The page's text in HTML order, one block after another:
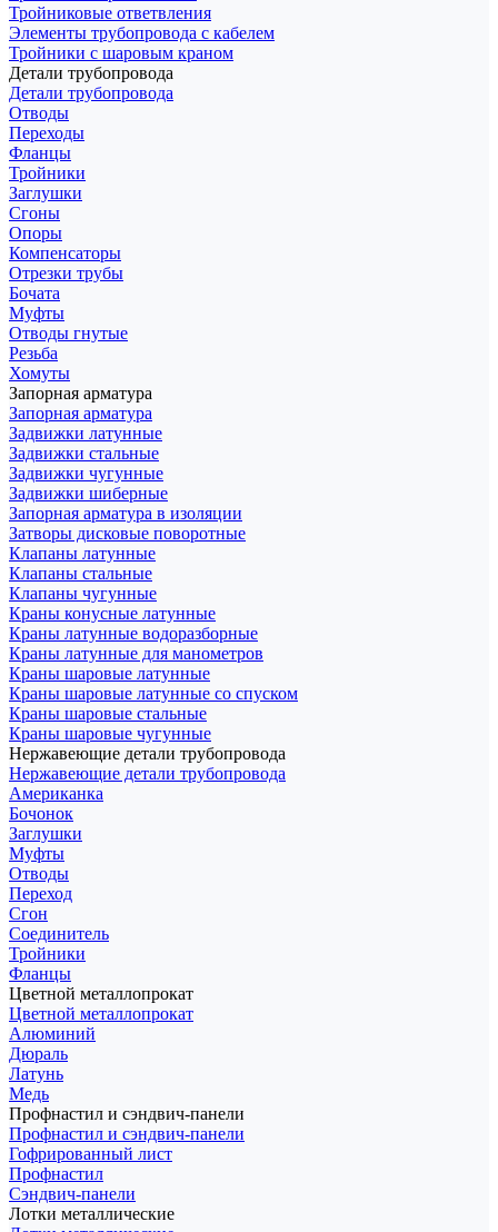
Тройниковые ответвления
Элементы трубопровода с кабелем
Тройники с шаровым краном
Детали трубопровода
Детали трубопровода
Отводы
Переходы
Фланцы
Тройники
Заглушки
Сгоны
Опоры
Компенсаторы
Отрезки трубы
Бочата
Муфты
Отводы гнутые
Резьба
Хомуты
Запорная арматура
Запорная арматура
Задвижки латунные
Задвижки стальные
Задвижки чугунные
Задвижки шиберные
Запорная арматура в изоляции
Затворы дисковые поворотные
Клапаны латунные
Клапаны стальные
Клапаны чугунные
Краны конусные латунные
Краны латунные водоразборные
Краны латунные для манометров
Краны шаровые латунные
Краны шаровые латунные со спуском
Краны шаровые стальные
Краны шаровые чугунные
Нержавеющие детали трубопровода
Нержавеющие детали трубопровода
Американка
Бочонок
Заглушки
Муфты
Отводы
Переход
Сгон
Соединитель
Тройники
Фланцы
Цветной металлопрокат
Цветной металлопрокат
Алюминий
Дюраль
Латунь
Медь
Профнастил и сэндвич-панели
Профнастил и сэндвич-панели
Гофрированный лист
Профнастил
Сэндвич-панели
Лотки металлические